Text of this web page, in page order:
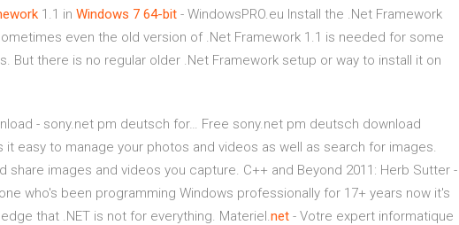
1.1 in Windows 7 64-bit - WindowsPRO.eu Install the .Net Framework
even the old version of .Net Framework 1.1 is needed for some
But there is no regular older .Net Framework setup or way to install it on
- sony.net pm deutsch for… Free sony.net pm deutsch download
it easy to manage your photos and videos as well as search for images.
share images and videos you capture. C++ and Beyond 2011: Herb Sutter -
who's been programming Windows professionally for 17+ years now it's
that .NET is not for everything. Materiel.net - Votre expert informatique